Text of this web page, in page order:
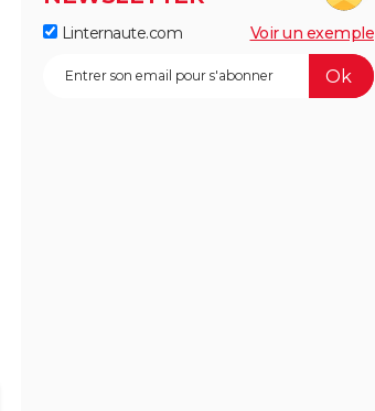
Linternaute.com Voir un exemple